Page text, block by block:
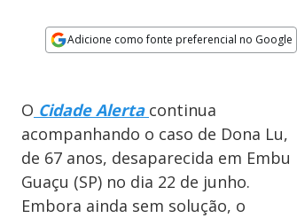
Adicione como fonte preferencial no Google
O Cidade Alerta continua
acompanhando o caso de Dona Lu,
de 67 anos, desaparecida em Embu
Guaçu (SP) no dia 22 de junho.
Embora ainda sem solução, o